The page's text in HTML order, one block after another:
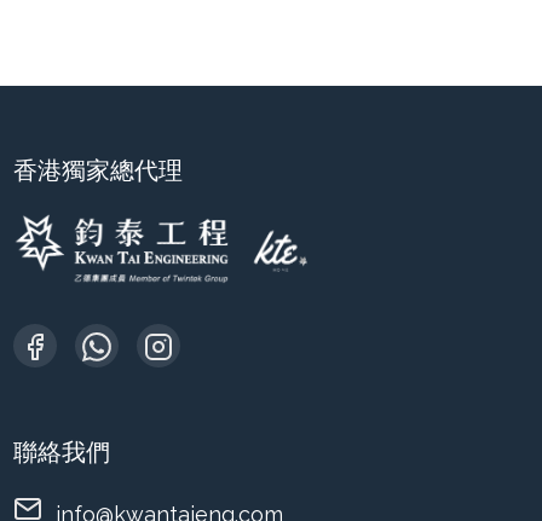
香港獨家總代理
聯絡我們
info@kwantaieng.com